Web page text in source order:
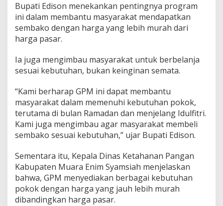
Bupati Edison menekankan pentingnya program
ini dalam membantu masyarakat mendapatkan
sembako dengan harga yang lebih murah dari
harga pasar.
Ia juga mengimbau masyarakat untuk berbelanja
sesuai kebutuhan, bukan keinginan semata.
“Kami berharap GPM ini dapat membantu
masyarakat dalam memenuhi kebutuhan pokok,
terutama di bulan Ramadan dan menjelang Idulfitri.
Kami juga mengimbau agar masyarakat membeli
sembako sesuai kebutuhan,” ujar Bupati Edison.
Sementara itu, Kepala Dinas Ketahanan Pangan
Kabupaten Muara Enim Syamsiah menjelaskan
bahwa, GPM menyediakan berbagai kebutuhan
pokok dengan harga yang jauh lebih murah
dibandingkan harga pasar.